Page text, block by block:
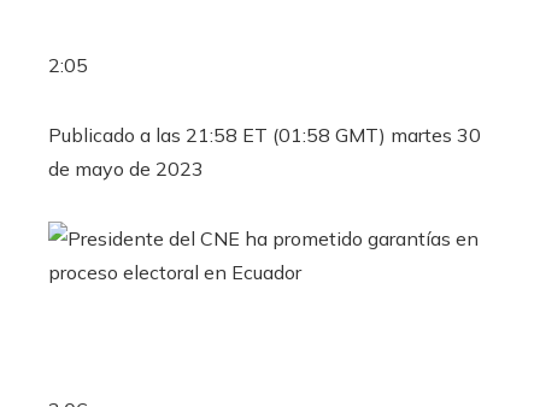
2:05
Publicado a las 21:58 ET (01:58 GMT) martes 30
de mayo de 2023